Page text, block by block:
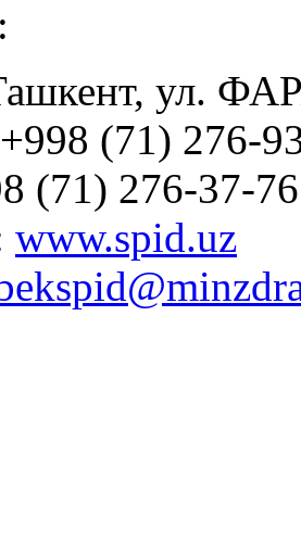
ул.
(71) 276-
(71) 276-37-76
www.spid.uz